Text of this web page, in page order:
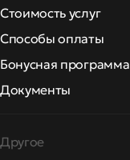
Стоимость услуг
Способы оплаты
Бонусная программа
Документы
Другое